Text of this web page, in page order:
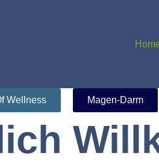
Wellness Magen-Darm